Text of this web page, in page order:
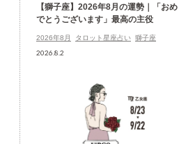
【獅子座】2026年8月の運勢｜「おめ
でとうございます」最高の主役
2026年8月 タロット星座占い 獅子座
2026.8.2